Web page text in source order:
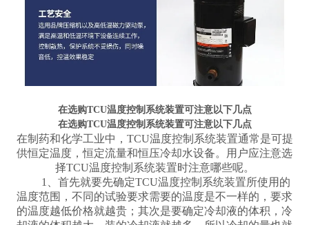
在选购TCU温度控制系统装置可注意以下几点
在选购TCU温度控制系统装置可注意以下几点
在制药和化学工业中， TCU温度控制系统装置通常是可提
供恒定温度，恒定流量和恒压冷却水设备。用户应注意选
择TCU温度控制系统装置时注意哪些呢。
1、首先就要先确定TCU温度控制系统装置所使用的
温度范围，不同的试验要求需要的温度是不一样的，要求
的温度越低价格就越贵；其次是要确定冷却液的体积，冷